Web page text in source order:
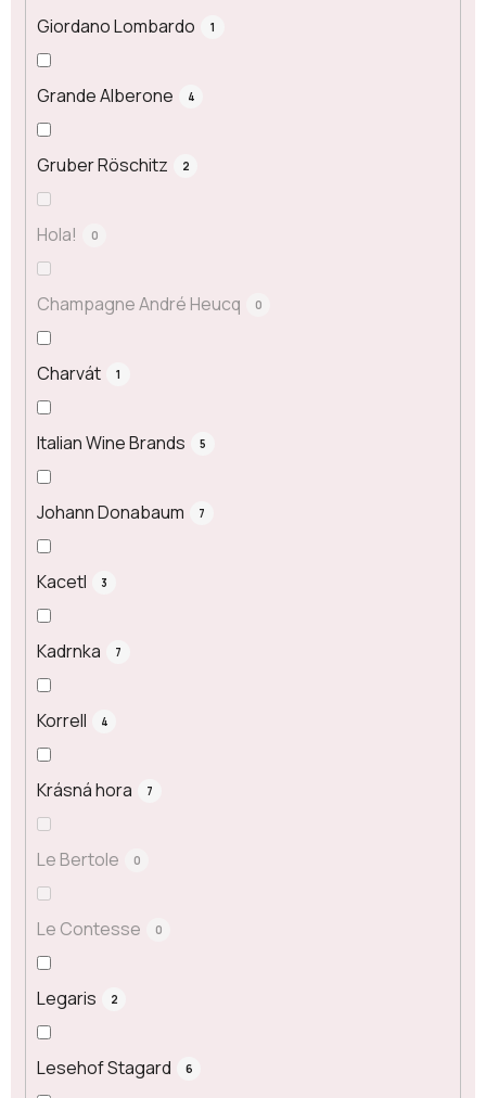
Giordano Lombardo 1
Grande Alberone 4
Gruber Röschitz 2
Hola! 0
Champagne André Heucq 0
Charvát 1
Italian Wine Brands 5
Johann Donabaum 7
Kacetl 3
Kadrnka 7
Korrell 4
Krásná hora 7
Le Bertole 0
Le Contesse 0
Legaris 2
Lesehof Stagard 6